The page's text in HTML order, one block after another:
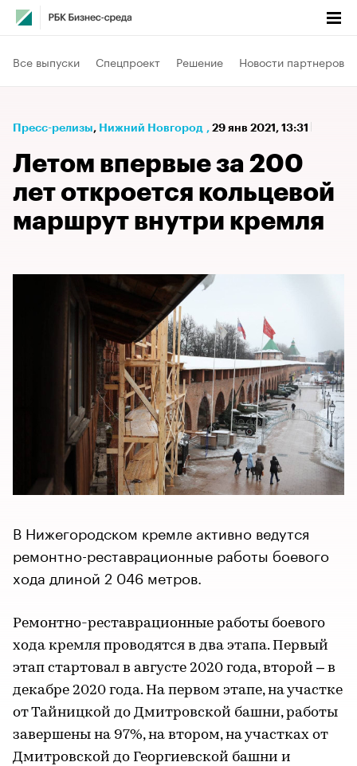
Все выпуски Спецпроект Решение Новости партнеров
Пресс-релизы⁠, Нижний Новгород , 29 янв 2021, 13:31
Летом впервые за 200
лет откроется кольцевой
маршрут внутри кремля
В Нижегородском кремле активно ведутся
ремонтно-реставрационные работы боевого
хода длиной 2 046 метров.
Ремонтно-реставрационные работы боевого
хода кремля проводятся в два этапа. Первый
этап стартовал в августе 2020 года, второй – в
декабре 2020 года. На первом этапе, на участке
от Тайницкой до Дмитровской башни, работы
завершены на 97%, на втором, на участках от
Дмитровской до Георгиевской башни и